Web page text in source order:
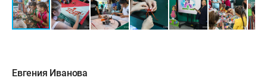
Евгения Иванова